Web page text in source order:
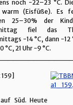
noch -22–23 °C.
(Eisfüße). Es
25–30% der
fiel das
-14 °C, dann -12
°C, 21 Uhr -9 °C.
Süd. Heute